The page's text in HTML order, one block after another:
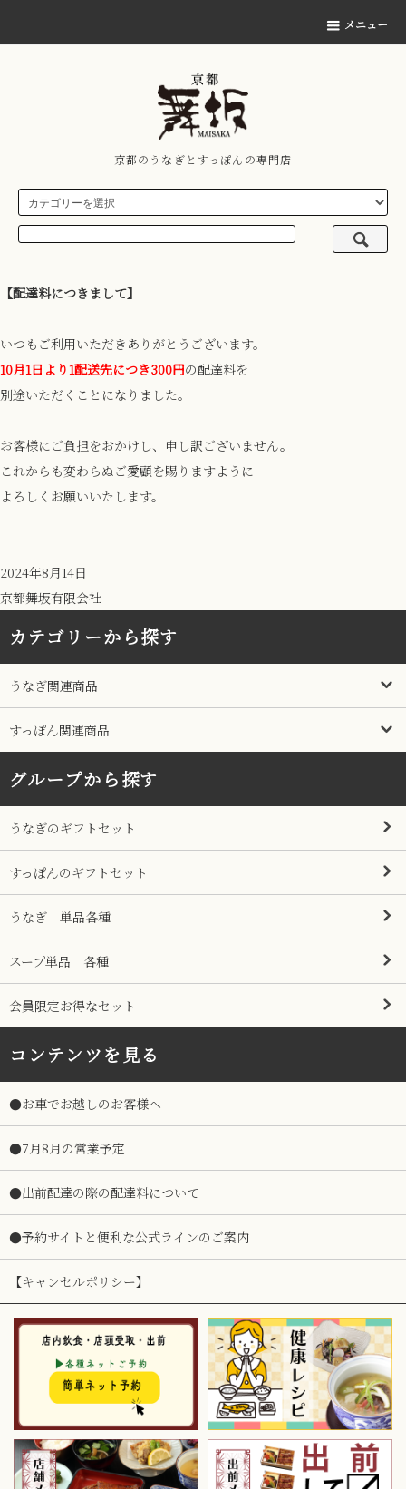
メニュー
京都のうなぎとすっぽんの専門店
【配達料につきまして】
いつもご利用いただきありがとうございます。
10月1日より1配送先につき300円の配達料を
別途いただくことになりました。
お客様にご負担をおかけし、申し訳ございません。
これからも変わらぬご愛顧を賜りますように
よろしくお願いいたします。
2024年8月14日
京都舞坂有限会社
カテゴリーから探す
うなぎ関連商品
すっぽん関連商品
グループから探す
うなぎのギフトセット
すっぽんのギフトセット
うなぎ 単品各種
スープ単品 各種
会員限定お得なセット
コンテンツを見る
●お車でお越しのお客様へ
●7月8月の営業予定
●出前配達の際の配達料について
●予約サイトと便利な公式ラインのご案内
【キャンセルポリシー】